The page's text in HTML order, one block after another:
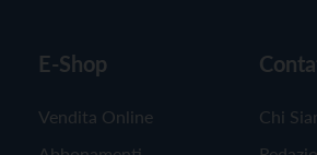
E-Shop
Vendita Online
Chi